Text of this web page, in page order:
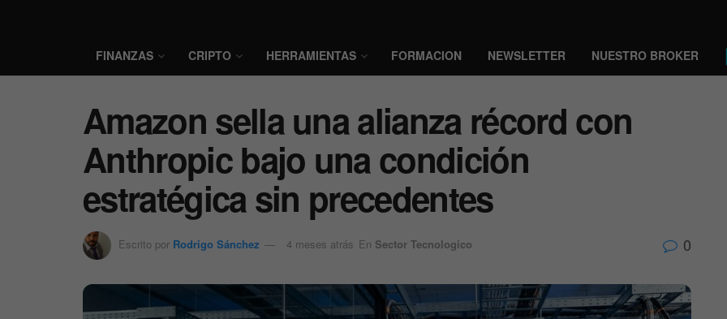
FINANZAS CRIPTO HERRAMIENTAS FORMACION NEWSLETTER NUESTRO BROKER
Amazon sella una alianza récord con
Anthropic bajo una condición
estratégica sin precedentes
Escrito por Rodrigo Sánchez 4 meses atrás En Sector Tecnologico 0